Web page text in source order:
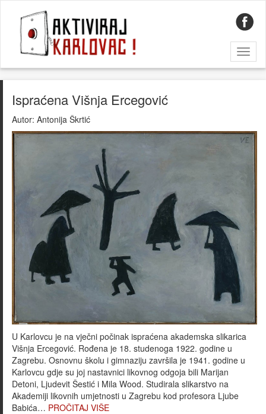
Ispraćena Višnja Ercegović
Autor: Antonija Škrtić
U Karlovcu je na vječni počinak ispraćena akademska slikarica
Višnja Ercegović. Rođena je 18. studenoga 1922. godine u
Zagrebu. Osnovnu školu i gimnaziju završila je 1941. godine u
Karlovcu gdje su joj nastavnici likovnog odgoja bili Marijan
Detoni, Ljudevit Šestić i Mila Wood. Studirala slikarstvo na
Akademiji likovnih umjetnosti u Zagrebu kod profesora Ljube
Babića… PROČITAJ VIŠE